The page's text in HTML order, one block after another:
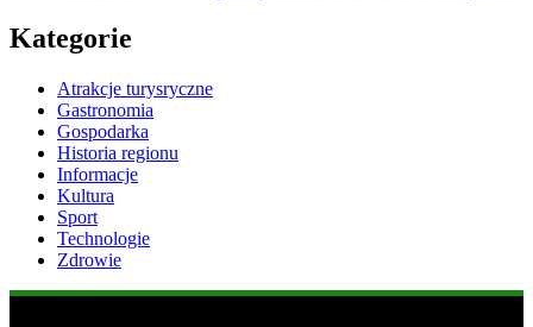
Kategorie
Atrakcje turysryczne
Gastronomia
Gospodarka
Historia regionu
Informacje
Kultura
Sport
Technologie
Zdrowie